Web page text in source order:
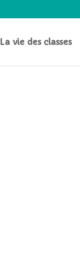
La vie des classes